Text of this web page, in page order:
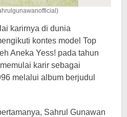
karirnya di dunia
kontes model Top
Aneka Yess! pada tahun
karir sebagai
melalui album berjudul
Sahrul Gunawan